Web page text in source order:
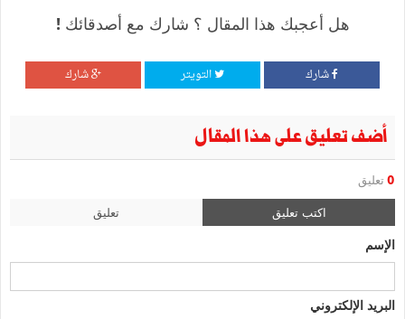
هل أعجبك هذا المقال ؟ شارك مع أصدقائك !
شارك التويتر شارك
أضف تعليق على هذا المقال
0 تعليق
اكتب تعليق تعليق
الإسم
البريد الإلكتروني